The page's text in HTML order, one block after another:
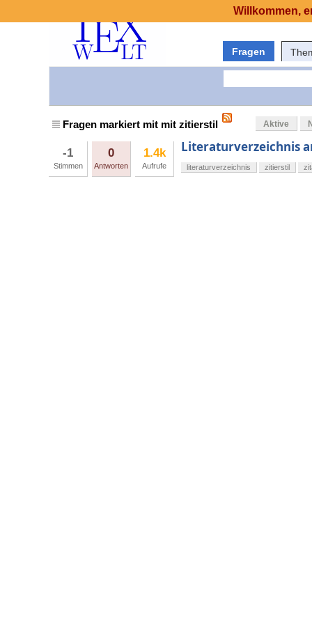
Fragen
Fragen markiert mit mit zitierstil Aktive
-1
Stimmen
0
Antworten
1.4k
Aufrufe
Literaturverzeichnis
literaturverzeichnis zitierstil
Willkommen,